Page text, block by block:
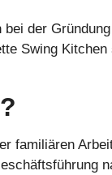
der
Swing
familiären